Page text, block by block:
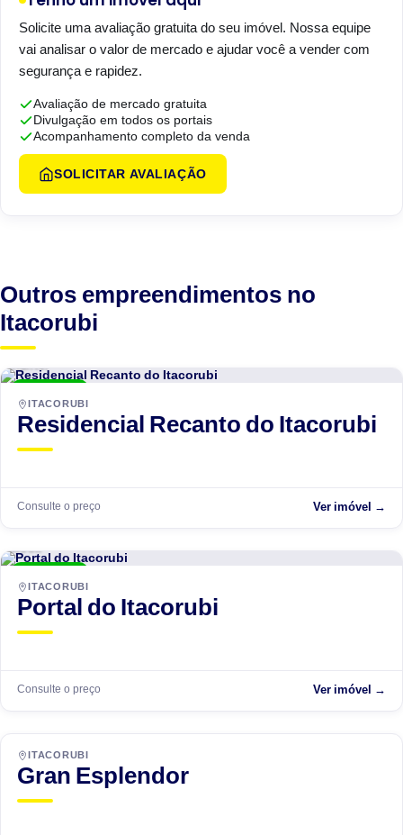
Solicite uma avaliação gratuita do seu imóvel. Nossa equipe
vai analisar o valor de mercado e ajudar você a vender com
segurança e rapidez.
Avaliação de mercado gratuita
Divulgação em todos os portais
Acompanhamento completo da venda
SOLICITAR AVALIAÇÃO
Outros empreendimentos no
Itacorubi
ITACORUBI
Residencial Recanto do Itacorubi
Consulte o preço Ver imóvel →
ITACORUBI
Portal do Itacorubi
Consulte o preço Ver imóvel →
ITACORUBI
Gran Esplendor